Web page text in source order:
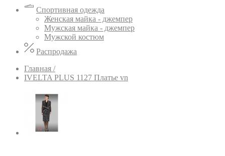
Спортивная одежда
Женская майка - джемпер
Мужская майка - джемпер
Мужской костюм
Распродажа
Главная /
IVELTA PLUS 1127 Платье vn